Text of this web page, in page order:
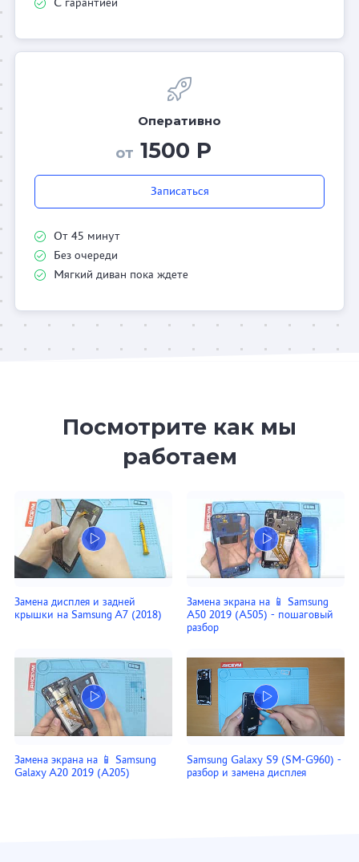
Оперативно
от 1500 Р
Записаться
От 45 минут
Без очереди
Мягкий диван пока ждете
Посмотрите как мы
работаем
Замена дисплея и задней
крышки на Samsung A7 (2018)
Замена экрана на 📱 Samsung
A50 2019 (A505) - пошаговый
разбор
Замена экрана на 📱 Samsung
Galaxy A20 2019 (A205)
Samsung Galaxy S9 (SM-G960) -
разбор и замена дисплея